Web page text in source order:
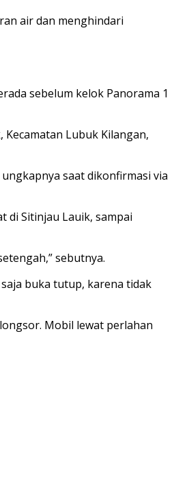
air dan menghindari
sebelum kelok Panorama 1
Lubuk Kilangan,
saat dikonfirmasi via
di Sitinjau Lauik, sampai
sebutnya.
buka tutup, karena tidak
Mobil lewat perlahan